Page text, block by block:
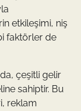
etkileşimi, niş
faktörler de
çeşitli gelir
sahiptir. Bu
reklam